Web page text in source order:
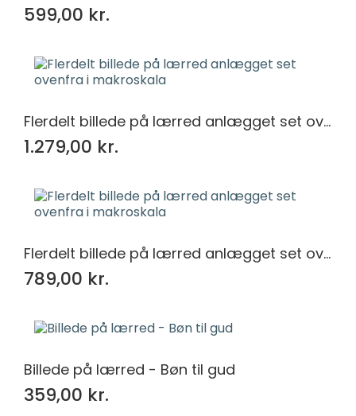
599,00 kr.
Flerdelt billede på lærred anlægget set ovenfra i makroskala
1.279,00 kr.
Flerdelt billede på lærred anlægget set ovenfra i makroskala
789,00 kr.
Billede på lærred - Bøn til gud
359,00 kr.